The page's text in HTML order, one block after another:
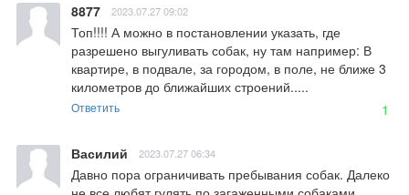
8877 2023.07.27 09:02
Топ!!!! А можно в постановлении указать, где
разрешено выгуливать собак, ну там например: В
квартире, в подвале, за городом, в поле, не ближе 3
километров до ближайших строений.....
Ответить 1
Василий 2023.07.27 06:34
Давно пора ограничивать пребывания собак. Далеко